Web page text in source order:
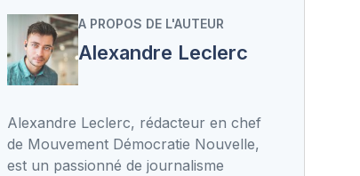
A PROPOS DE L'AUTEUR
Alexandre Leclerc
Alexandre Leclerc, rédacteur en chef
de Mouvement Démocratie Nouvelle,
est un passionné de journalisme